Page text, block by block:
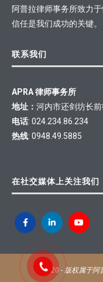
阿普拉律师事务所致力
信任是我们成功的关键。
联系我们
APRA 律师事务所
地址： 河内市还剑坊长
电话: 024.234.86.234
热线: 0948.49.5885
在社交媒体上关注我们
@2020 - 版权属于